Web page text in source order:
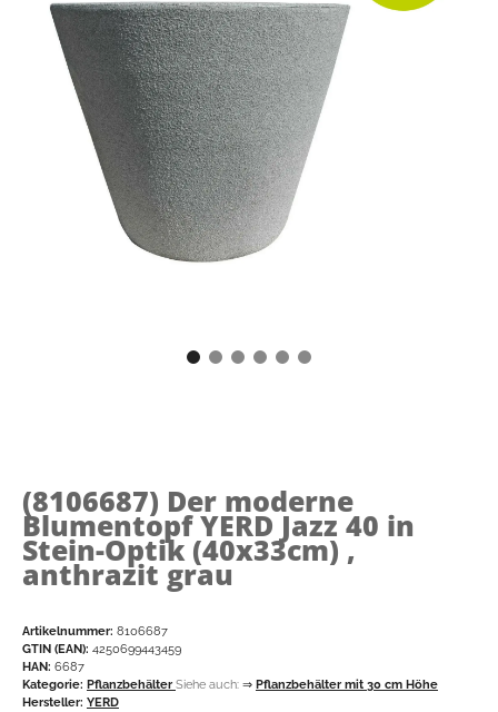
(8106687) Der moderne
Blumentopf YERD Jazz 40 in
Stein-Optik (40x33cm) ,
anthrazit grau
Artikelnummer: 8106687
GTIN (EAN): 4250699443459
HAN: 6687
Kategorie: PflanzbehälterSiehe auch: ⇒ Pflanzbehälter mit 30 cm Höhe
Hersteller: YERD